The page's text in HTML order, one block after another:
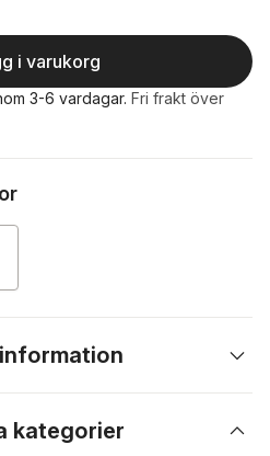
i varukorg
3-6 vardagar. Fri frakt över
kategorier